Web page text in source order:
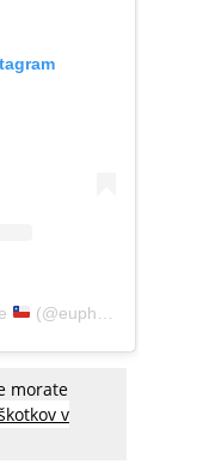
(@euphoriahbochile)
morate
v